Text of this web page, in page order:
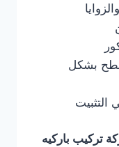
بشكل
التثبيت
تركيب باركيه